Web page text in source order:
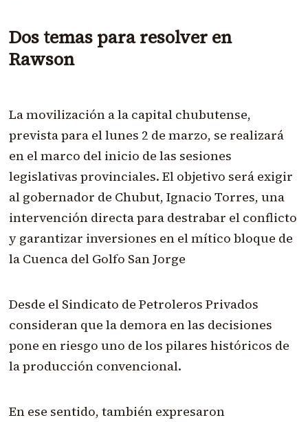
Dos temas para resolver en
Rawson
La movilización a la capital chubutense,
prevista para el lunes 2 de marzo, se realizará
en el marco del inicio de las sesiones
legislativas provinciales. El objetivo será exigir
al gobernador de Chubut, Ignacio Torres, una
intervención directa para destrabar el conflicto
y garantizar inversiones en el mítico bloque de
la Cuenca del Golfo San Jorge
Desde el Sindicato de Petroleros Privados
consideran que la demora en las decisiones
pone en riesgo uno de los pilares históricos de
la producción convencional.
En ese sentido, también expresaron